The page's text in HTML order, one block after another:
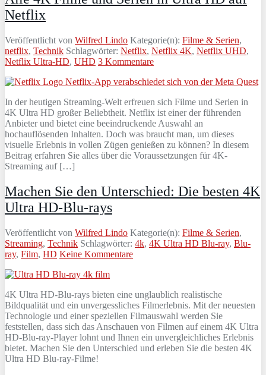
Netflix
Veröffentlicht von Wilfred Lindo Kategorie(n): Filme & Serien,
netflix, Technik Schlagwörter: Netflix, Netflix 4K, Netflix UHD,
Netflix Ultra-HD, UHD 3 Kommentare
In der heutigen Streaming-Welt erfreuen sich Filme und Serien in
4K Ultra HD großer Beliebtheit. Netflix ist einer der führenden
Anbieter und bietet eine beeindruckende Auswahl an
hochauflösenden Inhalten. Doch was braucht man, um dieses
visuelle Erlebnis in vollen Zügen genießen zu können? In diesem
Beitrag erfahren Sie alles über die Voraussetzungen für 4K-
Streaming auf […]
Machen Sie den Unterschied: Die besten 4K
Ultra HD-Blu-rays
Veröffentlicht von Wilfred Lindo Kategorie(n): Filme & Serien,
Streaming, Technik Schlagwörter: 4k, 4K Ultra HD Blu-ray, Blu-
ray, Film, HD Keine Kommentare
4K Ultra HD-Blu-rays bieten eine unglaublich realistische
Bildqualität und ein unvergessliches Filmerlebnis. Mit der neuesten
Technologie und einer speziellen Filmauswahl werden Sie
feststellen, dass sich das Anschauen von Filmen auf einem 4K Ultra
HD-Blu-ray-Player lohnt und Ihnen ein unvergleichliches Erlebnis
bietet. Machen Sie den Unterschied und erleben Sie die besten 4K
Ultra HD Blu-ray-Filme!